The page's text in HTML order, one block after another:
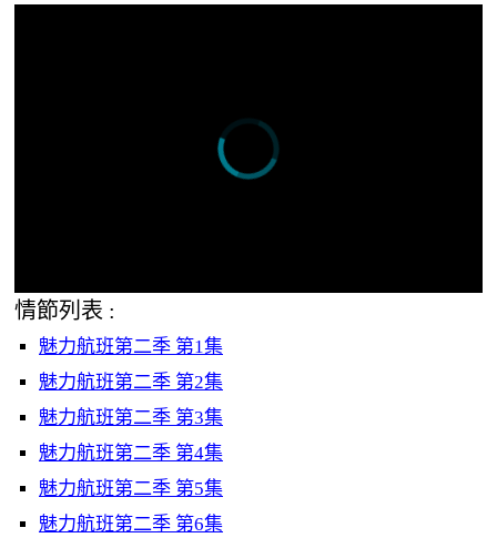
情節列表 :
魅力航班第二季 第1集
魅力航班第二季 第2集
魅力航班第二季 第3集
魅力航班第二季 第4集
魅力航班第二季 第5集
魅力航班第二季 第6集